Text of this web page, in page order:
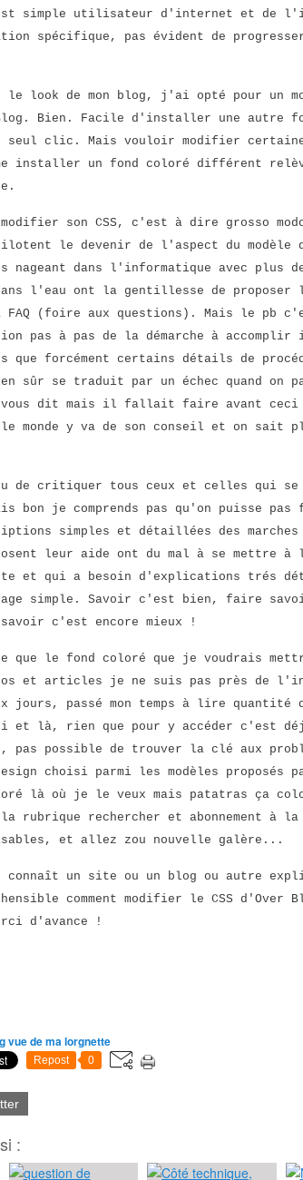
simple utilisateur d'internet et de
spécifique, pas évident de
le look de mon blog, j'ai opté pour un
Bien. Facile d'installer une autre
seul clic. Mais vouloir modifier
installer un fond coloré différent
son CSS, c'est à dire grosso
le devenir de l'aspect du modèle
nageant dans l'informatique avec plus
l'eau ont la gentillesse de proposer
(foire aux questions). Mais le pb
pas à pas de la démarche à
que forcément certains détails de
sûr se traduit par un échec quand on
vous dit mais il fallait faire avant ceci
monde y va de son conseil et on sait
de critiquer tous ceux et celles qui se
bon je comprends pas qu'on puisse
simples et détaillées des
leur aide ont du mal à se mettre à
et qui a besoin d'explications trés
simple. Savoir c'est bien, faire
c'est encore mieux !
que le fond coloré que je voudrais
et articles je ne suis pas près de
jours, passé mon temps à lire quantité
et là, rien que pour y accéder c'est
pas possible de trouver la clé aux
choisi parmi les modèles proposés
là où je le veux mais patatras ça
la rubrique rechercher et abonnement à
et allez zou nouvelle galère...
connaît un site ou un blog ou autre
comment modifier le CSS
d'avance !
vue de ma lorgnette
Repost 0
: